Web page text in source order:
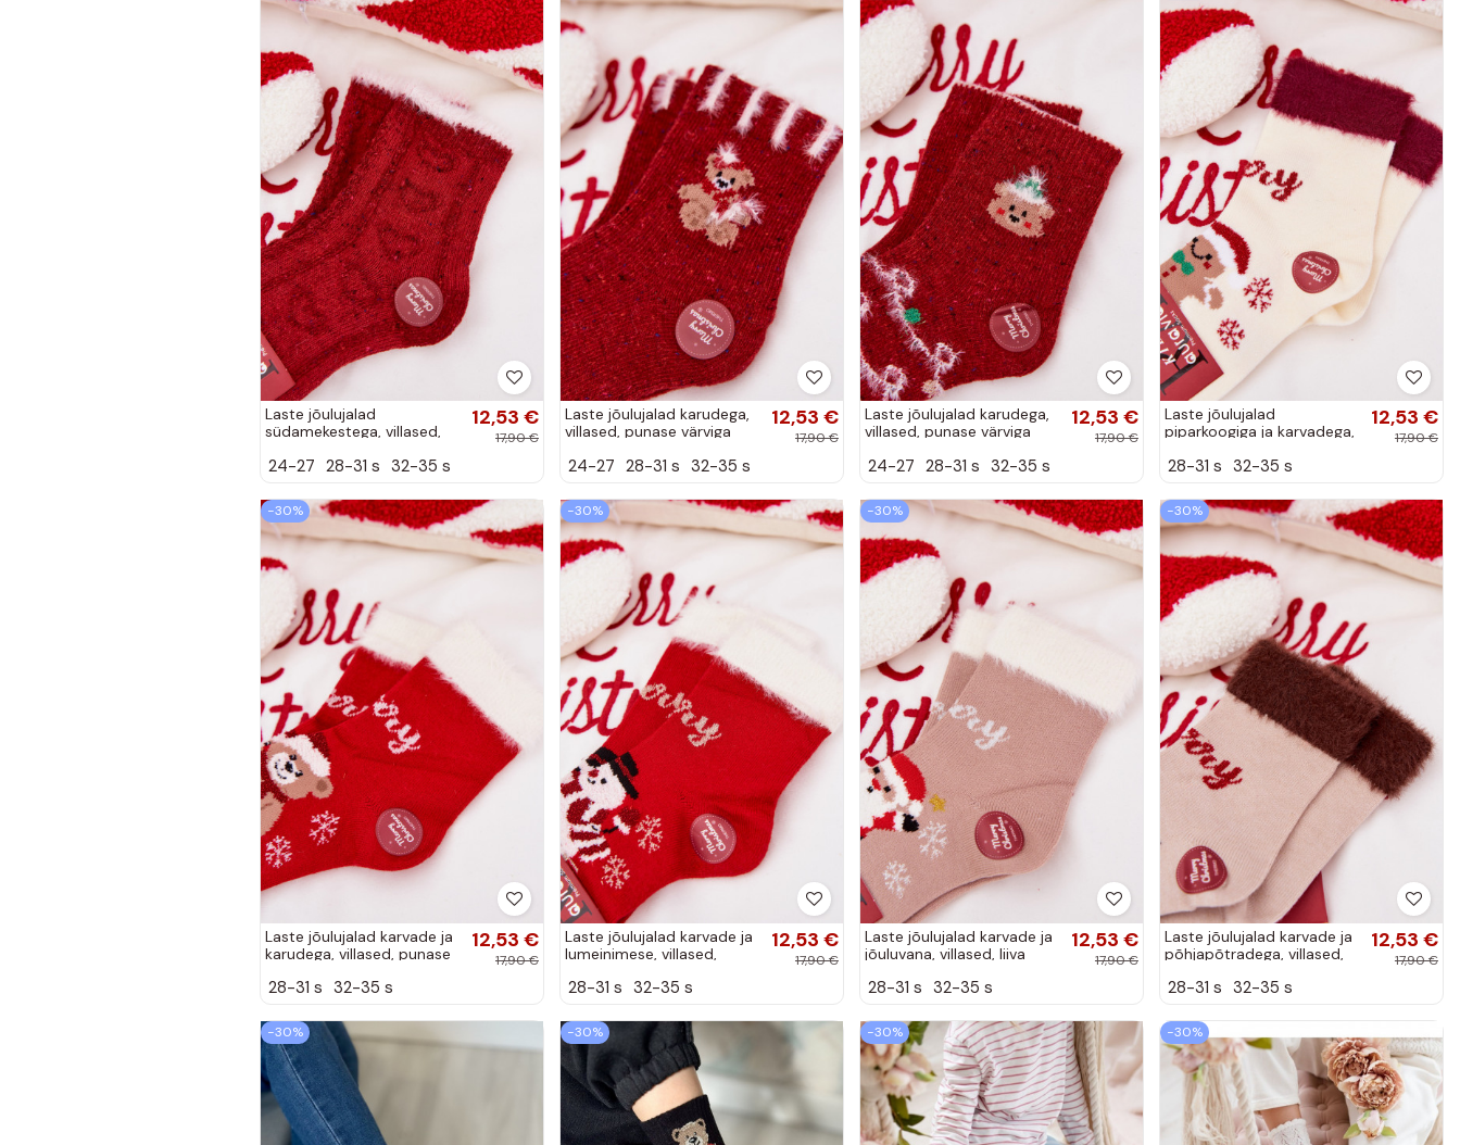
Laste jõulujalad
südamekestega, villased,
12,53 €
17,90 €
24-27 28-31 s 32-35 s
Laste jõulujalad karudega,
villased, punase värviga
12,53 €
17,90 €
24-27 28-31 s 32-35 s
Laste jõulujalad karudega,
villased, punase värviga
12,53 €
17,90 €
24-27 28-31 s 32-35 s
Laste jõulujalad
piparkoogiga ja karvadega,
värviga
12,53 €
17,90 €
28-31 s 32-35 s
−30%
Laste jõulujalad karvade ja
karudega, villased, punase
12,53 €
17,90 €
28-31 s 32-35 s
−30%
Laste jõulujalad karvade ja
lumeinimese, villased,
12,53 €
17,90 €
28-31 s 32-35 s
−30%
Laste jõulujalad karvade ja
jõuluvana, villased, liiva
12,53 €
17,90 €
28-31 s 32-35 s
−30%
Laste jõulujalad karvade ja
põhjapõtradega, villased,
12,53 €
17,90 €
28-31 s 32-35 s
−30% −30% −30% −30%